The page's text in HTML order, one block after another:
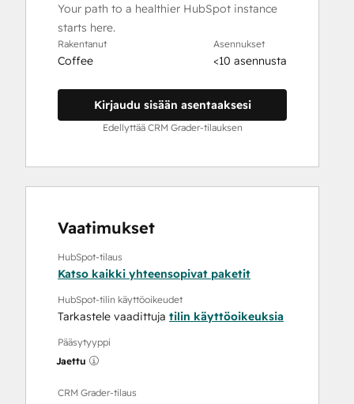
Your path to a healthier HubSpot instance
starts here.
Rakentanut
Coffee
Asennukset
<10 asennusta
Kirjaudu sisään asentaaksesi
Edellyttää CRM Grader-tilauksen
Vaatimukset
HubSpot-tilaus
Katso kaikki yhteensopivat paketit
HubSpot-tilin käyttöoikeudet
Tarkastele vaadittuja tilin käyttöoikeuksia
Pääsytyyppi
Jaettu
CRM Grader-tilaus